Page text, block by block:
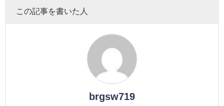
この記事を書いた人
brgsw719